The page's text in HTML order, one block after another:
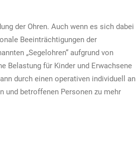
der Ohren. Auch wenn es sich dabei
Beeinträchtigungen der
„Segelohren“ aufgrund von
Belastung für Kinder und Erwachsene
durch einen operativen individuell an
und betroffenen Personen zu mehr